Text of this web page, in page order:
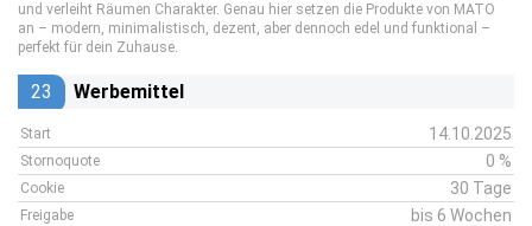
und verleiht Räumen Charakter. Genau hier setzen die Produkte von MATO
an – modern, minimalistisch, dezent, aber dennoch edel und funktional –
perfekt für dein Zuhause.
23 Werbemittel
Start 14.10.2025
Stornoquote 0 %
Cookie 30 Tage
Freigabe bis 6 Wochen